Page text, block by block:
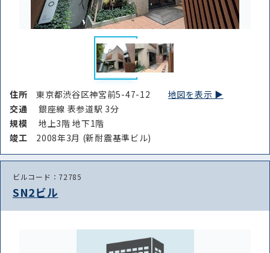
住所東京都渋谷区神宮前5-47-12 地図を表示 ▶︎
交通
銀座線 表参道駅 3分
規模
地上3階 地下1階
竣⼯ 2008年3月 (新耐震基準ビル)
ビルコード：72785
SN2ビル